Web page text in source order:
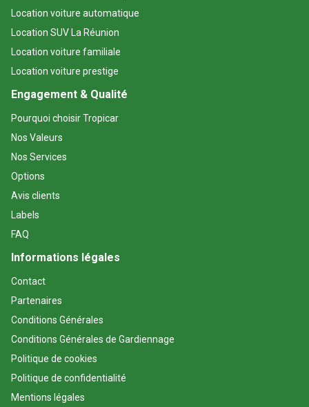
Location voiture automatique
Location SUV La Réunion
Location voiture familiale
Location voiture prestige
Engagement & Qualité
Pourquoi choisir Tropicar
Nos Valeurs
Nos Services
Options
Avis clients
Labels
FAQ
Informations légales
Contact
Partenaires
Conditions Générales
Conditions Générales de Gardiennage
Politique de cookies
Politique de confidentialité
Mentions légales